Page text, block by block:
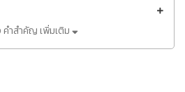
คำสำคัญ เพิ่มเติม